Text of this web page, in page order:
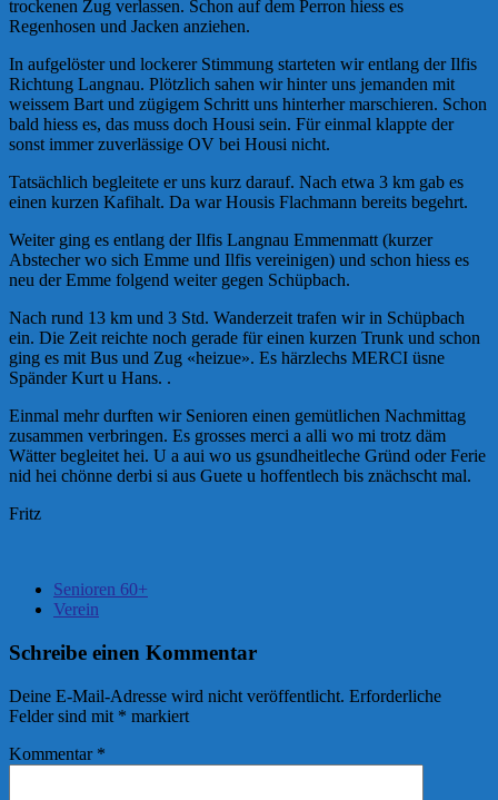
trockenen Zug verlassen. Schon auf dem Perron hiess es
Regenhosen und Jacken anziehen.
In aufgelöster und lockerer Stimmung starteten wir entlang der Ilfis
Richtung Langnau. Plötzlich sahen wir hinter uns jemanden mit
weissem Bart und zügigem Schritt uns hinterher marschieren. Schon
bald hiess es, das muss doch Housi sein. Für einmal klappte der
sonst immer zuverlässige OV bei Housi nicht.
Tatsächlich begleitete er uns kurz darauf. Nach etwa 3 km gab es
einen kurzen Kafihalt. Da war Housis Flachmann bereits begehrt.
Weiter ging es entlang der Ilfis Langnau Emmenmatt (kurzer
Abstecher wo sich Emme und Ilfis vereinigen) und schon hiess es
neu der Emme folgend weiter gegen Schüpbach.
Nach rund 13 km und 3 Std. Wanderzeit trafen wir in Schüpbach
ein. Die Zeit reichte noch gerade für einen kurzen Trunk und schon
ging es mit Bus und Zug «heizue». Es härzlechs MERCI üsne
Spänder Kurt u Hans. .
Einmal mehr durften wir Senioren einen gemütlichen Nachmittag
zusammen verbringen. Es grosses merci a alli wo mi trotz däm
Wätter begleitet hei. U a aui wo us gsundheitleche Gründ oder Ferie
nid hei chönne derbi si aus Guete u hoffentlech bis znächscht mal.
Fritz
Senioren 60+
Verein
Schreibe einen Kommentar
Deine E-Mail-Adresse wird nicht veröffentlicht. Erforderliche
Felder sind mit * markiert
Kommentar *